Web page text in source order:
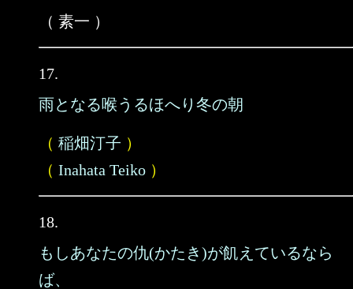
（ 素一 ）
17.
雨となる喉うるほへり冬の朝
（ 稲畑汀子 ）
（ Inahata Teiko ）
18.
もしあなたの仇(かたき)が飢えているなら
ば、